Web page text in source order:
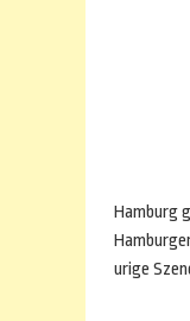
Hamburg
urige